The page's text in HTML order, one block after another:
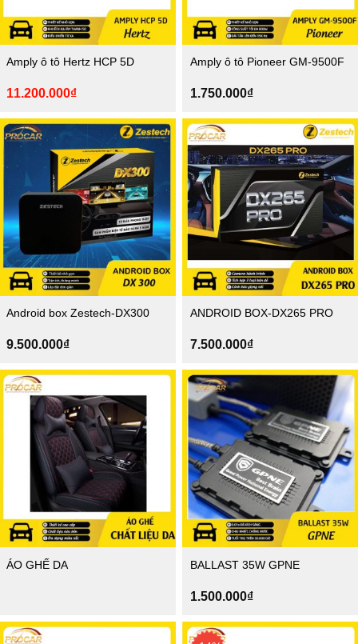
Amply ô tô Hertz HCP 5D
Giá
là:
11.500.000₫.
11.200.000₫Giá
tại
11.200.000₫.
Amply ô tô Pioneer GM-9500F
1.750.000₫
Android box Zestech-DX300
9.500.000₫
ANDROID BOX-DX265 PRO
7.500.000₫
ÁO GHẾ DA BALLAST 35W GPNE
1.500.000₫